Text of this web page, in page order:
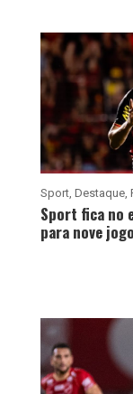
Sport, Destaque,
Sport fica no
para nove